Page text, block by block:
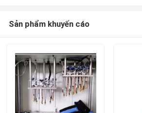
Sản phẩm khuyến cáo